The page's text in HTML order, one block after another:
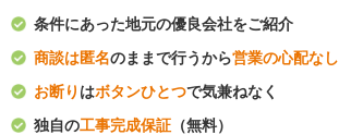
条件にあった地元の優良会社をご紹介
商談は匿名のままで行うから営業の心配なし
お断り はボタンひとつで気兼ねなく
独自の工事完成保証 （無料）